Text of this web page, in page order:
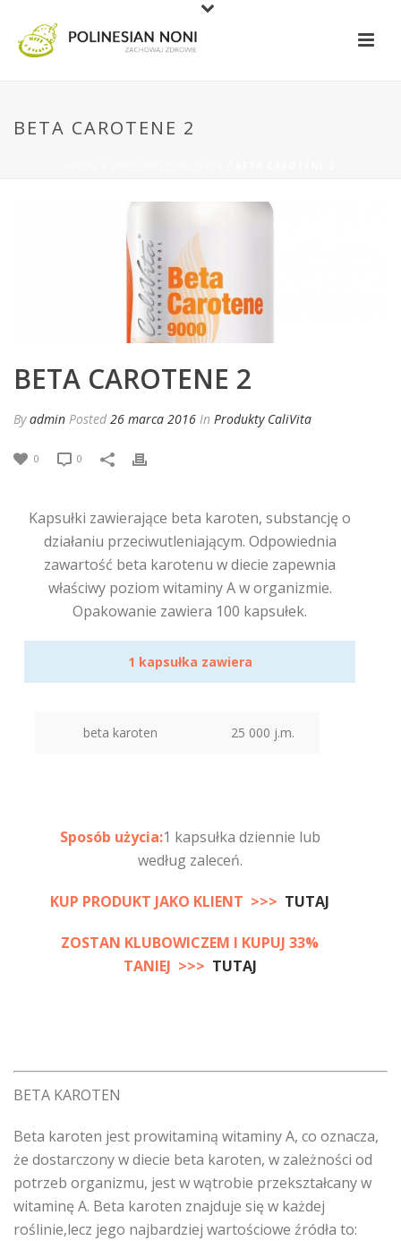
BETA CAROTENE 2
BETA CAROTENE 2
Byadmin Posted 26 marca 2016 In Produkty CaliVita
0 0
Kapsułki zawierające beta karoten, substancję o
działaniu przeciwutleniającym. Odpowiednia
zawartość beta karotenu w diecie zapewnia
właściwy poziom witaminy A w organizmie.
Opakowanie zawiera 100 kapsułek.
1 kapsułka zawiera
beta karoten 25 000 j.m.
Sposób użycia:1 kapsułka dziennie lub
według zaleceń.
KUP PRODUKT JAKO KLIENT >>> TUTAJ
ZOSTAN KLUBOWICZEM I KUPUJ 33%
TANIEJ >>> TUTAJ
BETA KAROTEN
Beta karoten jest prowitaminą witaminy A, co oznacza,
że dostarczony w diecie beta karoten, w zależności od
potrzeb organizmu, jest w wątrobie przekształcany w
witaminę A. Beta karoten znajduje się w każdej
roślinie,lecz jego najbardziej wartościowe źródła to: